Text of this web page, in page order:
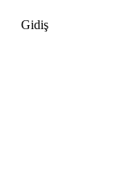
Gidiş